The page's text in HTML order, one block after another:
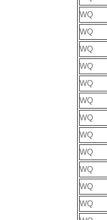
WQ
WQ
WQ
WQ
WQ
WQ
WQ
WQ
WQ
WQ
WQ
WQ